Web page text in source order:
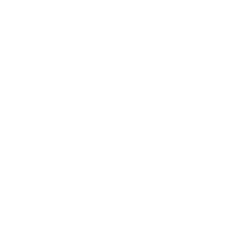
من أي مبنى (فيديو)